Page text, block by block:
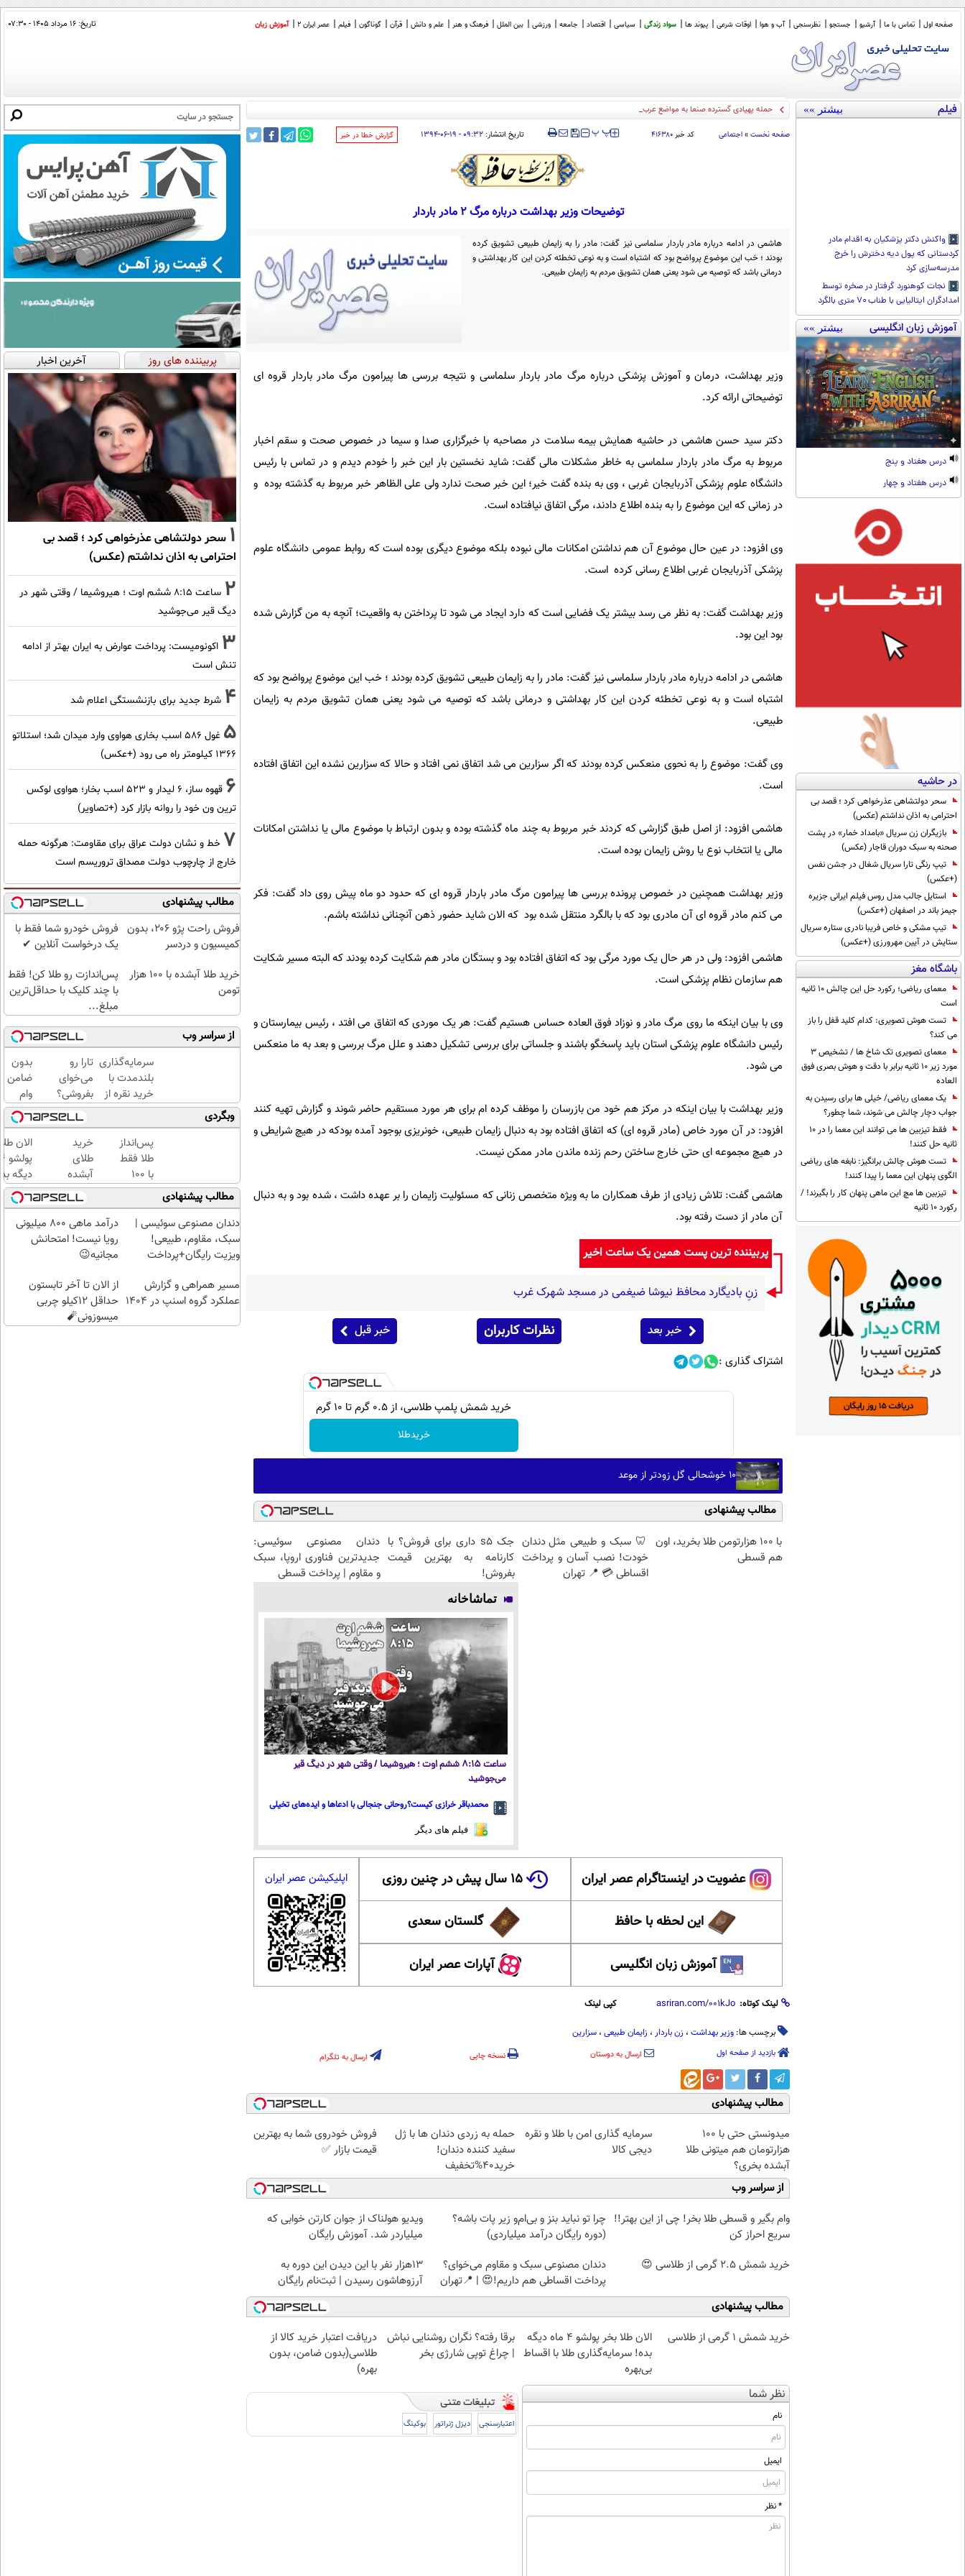
صفحه اول تماس با ما آرشیو جستجو نظرسنجی آب و هوا اوقات شرعی پیوند ها سواد زندگی سیاسی اقتصاد جامعه ورزشی بین الملل فرهنگ و هنر علم و دانش قرآن گوناگون فیلم عصر ایران 2 آموزش زبان تاریخ: ۱۶ مرداد ۱۴۰۵ - ۰۷:۳۰
فیلم بیشتر »»
واکنش دکتر پزشکیان به اقدام مادر
کردستانی که پول دیه دخترش را خرج
مدرسه‌سازی کرد
نجات کوهنورد گرفتار در صخره توسط
امدادگران ایتالیایی با طناب ۷۰ متری بالگرد
آموزش زبان انگلیسی بیشتر »»
درس هفتاد و پنج
درس هفتاد و چهار
در حاشیه
سحر دولتشاهی عذرخواهی کرد ؛ قصد بی
احترامی به اذان نداشتم (عکس)
بازیگران زن سریال «بامداد خمار» در پشت
صحنه به سبک دوران قاجار (عکس)
تیپ رنگی تارا سریال شغال در جشن نفس
(+عکس)
استایل جالب مدل روس فیلم ایرانی جزیره
جیمز باند در اصفهان (+عکس)
تیپ مشکی و خاص فریبا نادری ستاره سریال
ستایش در آیین مهرورزی (+عکس)
باشگاه مغز
معمای ریاضی؛ رکورد حل این چالش 10 ثانیه
است
تست هوش تصویری: کدام کلید قفل را باز
می کند؟
معمای تصویری تک شاخ ها / تشخیص 3
مورد زیر 10 ثانیه برابر با دقت و هوش بصری فوق
العاده
یک معمای ریاضی/ خیلی ها برای رسیدن به
جواب دچار چالش می شوند، شما چطور؟
فقط تیزبین ها می توانند این معما را در 10
ثانیه حل کنند!
تست هوش چالش برانگیز: نابغه های ریاضی
الگوی پنهان این معما را پیدا کنند!
تیزبین ها مچ این ماهی پنهان کار را بگیرند! /
رکورد 10 ثانیه
حمله پهپادی گسترده صنعا به مواضع عربستان در حضرموت
صفحه نخست » اجتماعی کد خبر ۴۱۶۳۸۰ ‍‍‍ پپ تاریخ انتشار: ۰۹:۳۲ - ۱۹-۰۶-۱۳۹۴ ‌گزارش خطا در خبر
توضیحات وزیر بهداشت درباره مرگ 2 مادر باردار
هاشمی در ادامه درباره مادر باردار سلماسی نیز گفت: مادر را به زایمان طبیعی تشویق کرده
بودند ؛ خب این موضوع پرواضح بود که اشتباه است و به نوعی تخطئه کردن این کار بهداشتی و
درمانی باشد که توصیه می شود یعنی همان تشویق مردم به زایمان طبیعی.
وزیر بهداشت، درمان و آموزش پزشکی درباره مرگ مادر باردار سلماسی و نتیجه بررسی ها پیرامون مرگ مادر باردار قروه ای
توضیحاتی ارائه کرد.
دکتر سید حسن هاشمی در حاشیه همایش بیمه سلامت در مصاحبه با خبرگزاری صدا و سیما در خصوص صحت و سقم اخبار
مربوط به مرگ مادر باردار سلماسی به خاطر مشکلات مالی گفت: شاید نخستین بار این خبر را خودم دیدم و در تماس با رئیس
دانشگاه علوم پزشکی آذربایجان غربی ، وی به بنده گفت خیر؛ این خبر صحت ندارد ولی علی الظاهر خبر مربوط به گذشته بوده و
در زمانی که این موضوع را به بنده اطلاع دادند، مرگی اتفاق نیافتاده است.
وی افزود: در عین حال موضوع آن هم نداشتن امکانات مالی نبوده بلکه موضوع دیگری بوده است که روابط عمومی دانشگاه علوم
پزشکی آذربایجان غربی اطلاع رسانی کرده است.
وزیر بهداشت گفت: به نظر می رسد بیشتر یک فضایی است که دارد ایجاد می شود تا پرداختن به واقعیت؛ آنچه به من گزارش شده
بود این بود.
هاشمی در ادامه درباره مادر باردار سلماسی نیز گفت: مادر را به زایمان طبیعی تشویق کرده بودند ؛ خب این موضوع پرواضح بود که
اشتباه است و به نوعی تخطئه کردن این کار بهداشتی و درمانی باشد که توصیه می شود یعنی همان تشویق مردم به زایمان
طبیعی.
وی گفت: موضوع را به نحوی منعکس کرده بودند که اگر سزارین می شد اتفاق نمی افتاد و حالا که سزارین نشده این اتفاق افتاده
است.
هاشمی افزود: از اصل طبق گزارشی که کردند خبر مربوط به چند ماه گذشته بوده و بدون ارتباط با موضوع مالی یا نداشتن امکانات
مالی یا انتخاب نوع یا روش زایمان بوده است.
وزیر بهداشت همچنین در خصوص پرونده بررسی ها پیرامون مرگ مادر باردار قروه ای که حدود دو ماه پیش روی داد گفت: فکر
می کنم مادر قروه ای آن مادری بود که با بالگرد منتقل شده بود که الان شاید حضور ذهن آنچنانی نداشته باشم.
هاشمی افزود: ولی در هر حال یک مورد مرگی بود که اتفاق افتاده بود و بستگان مادر هم شکایت کرده بودند که البته مسیر شکایت
هم سازمان نظام پزشکی است.
وی با بیان اینکه ما روی مرگ مادر و نوزاد فوق العاده حساس هستیم گفت: هر یک موردی که اتفاق می افتد ، رئیس بیمارستان و
رئیس دانشگاه علوم پزشکی استان باید پاسخگو باشند و جلساتی برای بررسی تشکیل دهند و علل مرگ بررسی و بعد به ما منعکس
می شود.
وزیر بهداشت با بیان اینکه در مرکز هم خود من بازرسان را موظف کرده ام برای هر مورد مستقیم حاضر شوند و گزارش تهیه کنند
افزود: در آن مورد خاص (مادر قروه ای) که اتفاق افتاده بود به دنبال زایمان طبیعی، خونریزی بوجود آمده بودکه در هیچ شرایطی و
در هیچ مجموعه ای حتی خارج ساختن رحم زنده ماندن مادر ممکن نیست.
هاشمی گفت: تلاش زیادی از طرف همکاران ما به ویژه متخصص زنانی که مسئولیت زایمان را بر عهده داشت ، شده بود و به دنبال
آن مادر از دست رفته بود.
پربیننده ترین پست همین یک ساعت اخیر
زنِ بادیگارد محافظ نیوشا ضیغمی در مسجد شهرک غرب
خبر بعد نظرات کاربران خبر قبل
اشتراک گذاری :
خرید شمش پلمپ طلاسی، از ۰.۵ گرم تا ۱۰ گرم
خریدطلا
۱۰ خوشحالی گل زودتر از موعد
مطالب پیشنهادی
با ۱۰۰ هزارتومن طلا بخرید، اون
هم قسطی
🦷 سبک و طبیعی مثل دندان
خودت! نصب آسان و پرداخت
اقساطی 💳 📍 تهران
جک s5 داری برای فروش؟ با
کارنامه به بهترین قیمت
بفروش!
دندان مصنوعی سوئیسی:
جدیدترین فناوری اروپا، سبک
و مقاوم | پرداخت قسطی
تماشاخانه
ساعت ۸:۱۵ ششم اوت ؛ هیروشیما / وقتی شهر در دیگ قیر
می‌جوشید
محمدباقر خرازی کیست؟روحانی جنجالی با ادعاها و ایده‌های تخیلی
فیلم های دیگر
عضویت در اینستاگرام عصر ایران ۱۵ سال پیش در چنین روزی
این لحظه با حافظ گلستان سعدی
آموزش زبان انگلیسی آپارات عصر ایران
اپلیکیشن عصر ایران
لینک کوتاه: کپی لینک
برچسب ها: وزیر بهداشت ، زن باردار ، زایمان طبیعی ، سزارین
بازدید از صفحه اول ارسال به دوستان نسخه چاپی ارسال به تلگرام
مطالب پیشنهادی
میدونستی حتی با ۱۰۰
هزارتومان هم میتونی طلا
آبشده بخری؟
سرمایه گذاری امن با طلا و نقره
دیجی کالا
حمله به زردی دندان ها با ژل
سفید کننده دندان!
خرید40%تخفیف
فروش خودروی شما به بهترین
قیمت بازار ✅
از سراسر وب
وام بگیر و قسطی طلا بخر! چی از این بهتر!!
سریع احراز کن
چرا تو نباید بنز و بی‌ام‌و زیر پات باشه؟
(دوره رایگان درآمد میلیاردی)
ویدیو هولناک از جوان کارتن خوابی که
میلیاردر شد. آموزش رایگان
خرید شمش 2.5 گرمی از طلاسی 😍
دندان مصنوعی سبک و مقاوم می‌خوای؟
پرداخت اقساطی هم داریم!😍 | 📍تهران
13هزار نفر با این دیدن این دوره به
آرزوهاشون رسیدن | ثبت‌‌نام رایگان
مطالب پیشنهادی
خرید شمش 1 گرمی از طلاسی
الان طلا بخر پولشو 4 ماه دیگه
بده! سرمایه‌گذاری طلا با اقساط
بی‌بهره
برقا رفته؟ نگران روشنایی نباش
| چراغ توپی شارژی بخر
دریافت اعتبار خرید کالا از
طلاسی(بدون ضامن، بدون
بهره)
نظر شما
نام
ایمیل
* نظر
اعتبارسنجی دیزل ژنراتور بوکینگ
پربیننده های روز آخرین اخبار
1 سحر دولتشاهی عذرخواهی کرد ؛ قصد بی
احترامی به اذان نداشتم (عکس)
2
ساعت ۸:۱۵ ششم اوت ؛ هیروشیما / وقتی شهر در
دیگ قیر می‌جوشید
3 اکونومیست: پرداخت عوارض به ایران بهتر از ادامه
تنش است
4 شرط جدید برای بازنشستگی اعلام شد
5
غول 586 اسب بخاری هواوی وارد میدان شد؛ استلاتو
1366 کیلومتر راه می رود (+عکس)
6
قهوه ساز، 6 لیدار و 523 اسب بخار؛ هواوی لوکس
ترین ون خود را روانه بازار کرد (+تصاویر)
7 خط و نشان دولت عراق برای مقاومت: هرگونه حمله
خارج از چارچوب دولت مصداق تروریسم است
مطالب پیشنهادی
فروش راحت پژو ۲۰6، بدون
کمیسیون و دردسر
فروش خودرو شما فقط با
یک درخواست آنلاین ✔
خرید طلا آبشده با 100 هزار
تومن
پس‌اندازت رو طلا کن! فقط
با چند کلیک با حداقل‌ترین
مبلغ...
از سراسر وب
سرمایه‌گذاری
بلندمدت با
خرید نقره از
دیجی‌کالا
تارا رو
می‌خوای
بفروشی؟
با
خودرو۴۵
یک‌روزه
بفروشش
بدون
ضامن
وام
بگیر،
طلا
بخر
😍
وبگردی
پس‌انداز
طلا فقط
با ۱۰۰
هزارتومان
(امن و
راحت)
خرید
طلای
آبشده
حتی با
۱۰۰هزارتومان
الان
دیگه
طلا با
بی‌بهره
مطالب پیشنهادی
دندان مصنوعی سوئیسی |
سبک، مقاوم، طبیعی!
ویزیت رایگان+پرداخت
درآمد ماهی 800 میلیونی
رویا نیست! امتحانش
مجانیه😉
مسیر همراهی و گزارش
عملکرد گروه اسنپ در ۱۴۰۴
از الان تا آخر تابستون
حداقل 12کیلو چربی
میسوزونی🧨